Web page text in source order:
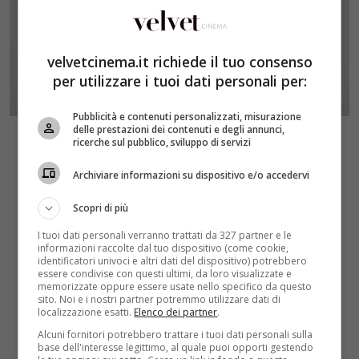
velvetcinema.it richiede il tuo consenso
per utilizzare i tuoi dati personali per:
Pubblicità e contenuti personalizzati, misurazione
delle prestazioni dei contenuti e degli annunci,
ricerche sul pubblico, sviluppo di servizi
Archiviare informazioni su dispositivo e/o accedervi
Scopri di più
I tuoi dati personali verranno trattati da 327 partner e le
informazioni raccolte dal tuo dispositivo (come cookie,
identificatori univoci e altri dati del dispositivo) potrebbero
essere condivise con questi ultimi, da loro visualizzate e
memorizzate oppure essere usate nello specifico da questo
sito. Noi e i nostri partner potremmo utilizzare dati di
localizzazione esatti. Elenco dei partner.
Alcuni fornitori potrebbero trattare i tuoi dati personali sulla
base dell'interesse legittimo, al quale puoi opporti gestendo